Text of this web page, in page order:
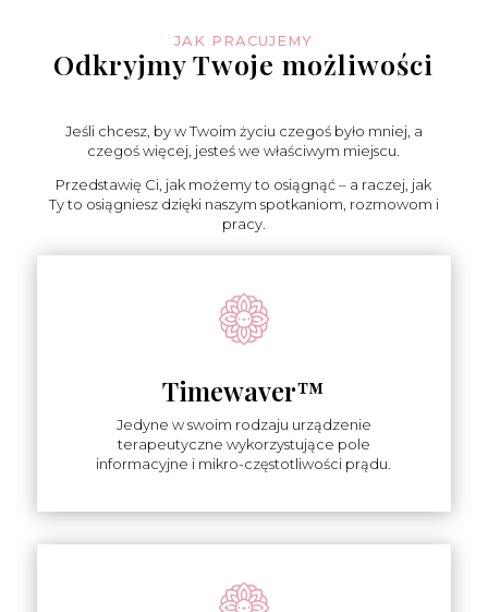
JAK PRACUJEMY
Odkryjmy Twoje możliwości
Jeśli chcesz, by w Twoim życiu czegoś było mniej, a
czegoś więcej, jesteś we właściwym miejscu.
Przedstawię Ci, jak możemy to osiągnąć – a raczej, jak
Ty to osiągniesz dzięki naszym spotkaniom, rozmowom i
pracy.
Timewaver™
Jedyne w swoim rodzaju urządzenie
terapeutyczne wykorzystujące pole
informacyjne i mikro-częstotliwości prądu.